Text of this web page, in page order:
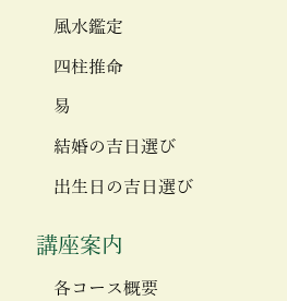
風水鑑定
四柱推命
易
結婚の吉日選び
出生日の吉日選び
講座案内
各コース概要